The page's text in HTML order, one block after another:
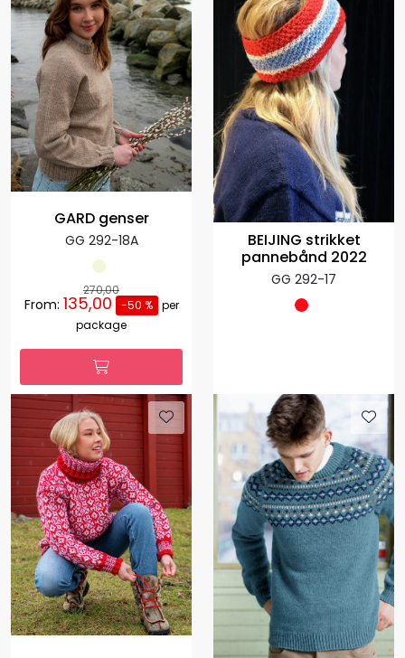
GARD genser
GG 292-18A
270,00
From: 135,00 -50 %
per
package
BEIJING strikket
pannebånd 2022
GG 292-17